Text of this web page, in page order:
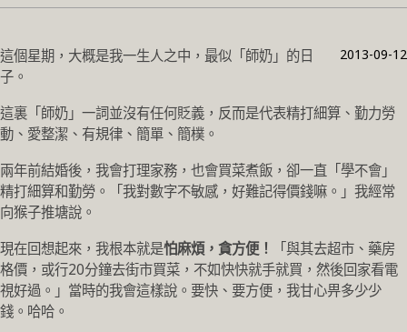
2013-09-12
這個星期，大概是我一生人之中，最似「師奶」的日
子。
這裏「師奶」一詞並沒有任何貶義，反而是代表精打細算、勤力勞
動、愛整潔、有規律、簡單、簡樸。
兩年前結婚後，我會打理家務，也會買菜煮飯，卻一直「學不會」
精打細算和勤勞。「我對數字不敏感，好難記得價錢嘛。」我經常
向猴子推塘說。
現在回想起來，我根本就是怕麻煩，貪方便！
「與其去超市、藥房
格價，或行20分鐘去街市買菜，不如快快就手就買，然後回家看電
視好過。」當時的我會這樣說。要快、要方便，我甘心畀多少少
錢。哈哈。